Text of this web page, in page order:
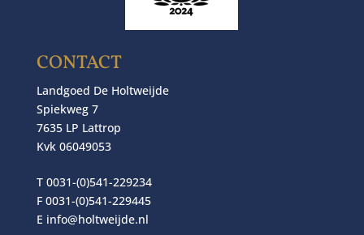
CONTACT
Landgoed De Holtweijde
Spiekweg 7
7635 LP Lattrop
Kvk 06049053
T 0031-(0)541-229234
F 0031-(0)541-229445
E info@holtweijde.nl